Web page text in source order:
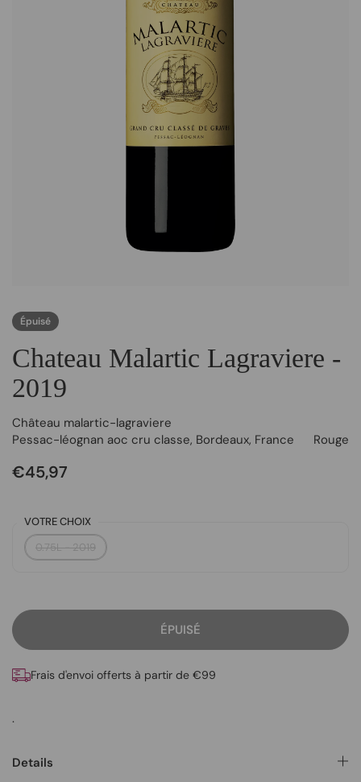
Épuisé
Chateau Malartic Lagraviere -
2019
Château malartic-lagraviere
Pessac-léognan aoc cru classe, Bordeaux, France Rouge
€45,97
VOTRE CHOIX
0.75L - 2019
ÉPUISÉ
Frais d'envoi offerts à partir de €99
.
Details